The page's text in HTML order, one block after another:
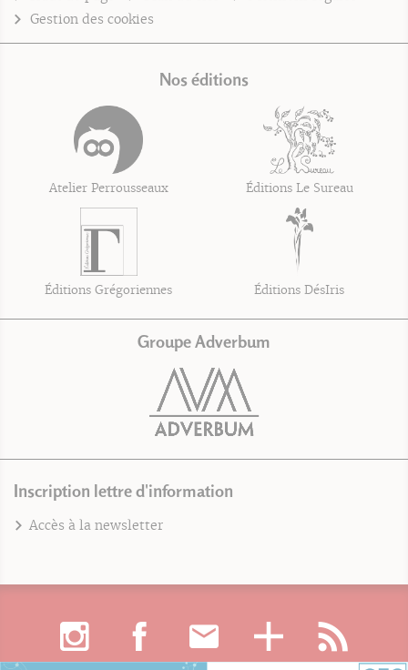
Gestion des cookies
Nos éditions
Atelier Perrousseaux Éditions Le Sureau
Éditions Grégoriennes Éditions DésIris
Groupe Adverbum
Inscription lettre d'information
Accès à la newsletter